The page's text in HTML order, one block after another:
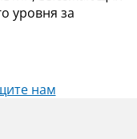
уровня за
нам